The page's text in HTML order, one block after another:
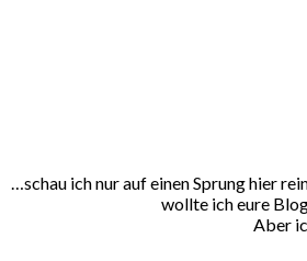
…schau ich nur auf einen Sprung hier
wollte ich eure
Aber